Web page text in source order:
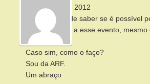
18 de maio de 2012
Olá, gostaria de saber se é possível
associações ir a esse evento,
apoio.
Caso sim, como o faço?
Sou da ARF.
Um abraço